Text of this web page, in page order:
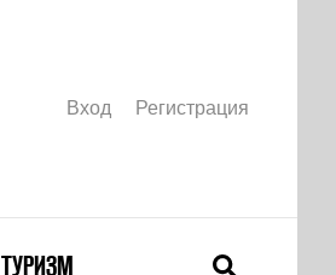
Вход Регистрация
ТУРИЗМ